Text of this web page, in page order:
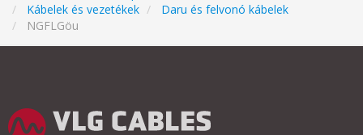
Kábelek és vezetékek
Daru és felvonó kábelek
NGFLGöu